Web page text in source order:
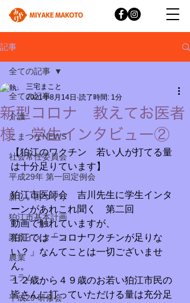
記事
全ての記事
介護
こまつなNEWS
社会常任委員会
平成29年 第一回定例会
新しい街づくり
狛江市基本計画
議員インターン
農業
コラム
平成29 研修会
全ての記事
新型コロナ 教えてお医者
様 学生インタビュー②
三宅まこと
2021年8月14日 読了時間: 1分
【狛江のワクチン　若い人が打てる量
は十分足りています】
狛江市医師会　吉川先生に学生インタ
ーンがあれこれ聞く　第二回
動画で触れていますが、
狛江では「コロナワクチンが足りな
い？」なんてことは一切ございませ
ん。
１２歳から４９歳のお若い狛江市民の
皆さんに打っていただける量は充分足